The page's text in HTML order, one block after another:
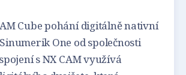
Cube pohání digitálně nativní
One od společnosti
s NX CAM využívá